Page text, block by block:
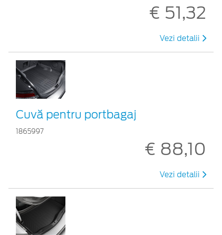
€ 51,32
Vezi detalii
Cuvă pentru portbagaj
1865997
€ 88,10
Vezi detalii